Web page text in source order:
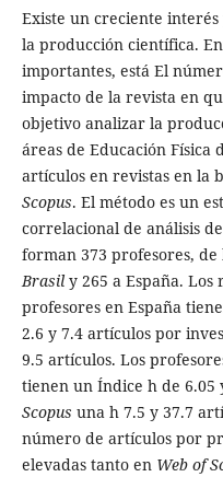
Existe un creciente
la producción científica.
importantes, está El
impacto de la revista en
objetivo analizar la
áreas de Educación Física
artículos en revistas en la
Scopus. El método es un
correlacional de análisis
forman 373 profesores, de
Brasil y 265 a España.
profesores en España
2.6 y 7.4 artículos por
9.5 artículos. Los
tienen un Índice h de
Scopus una h 7.5 y 37.7
número de artículos por
elevadas tanto en Web of